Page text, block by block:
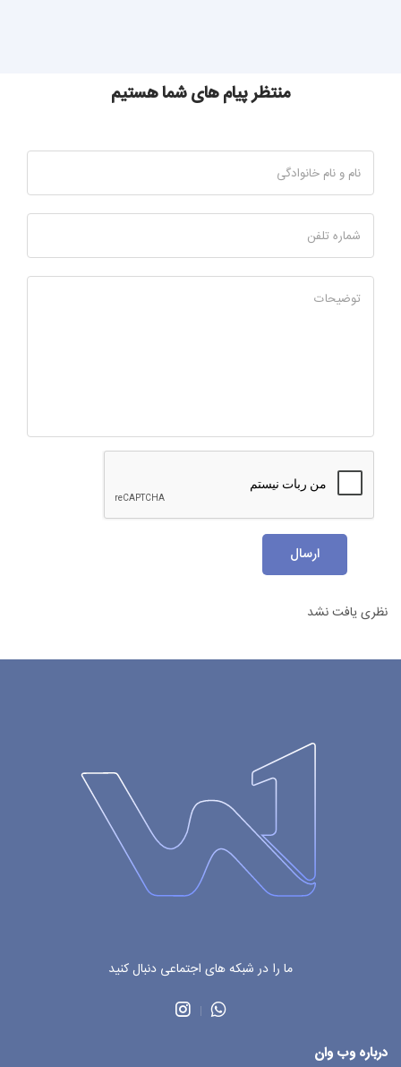
منتظر پیام های شما هستیم
نام و نام خانوادگی
شماره تلفن
توضیحات
ارسال
نظری یافت نشد
درباره وب وان
ما را در شبکه های اجتماعی دنبال کنید